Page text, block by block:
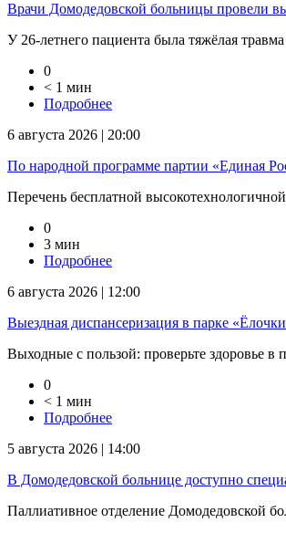
Врачи Домодедовской больницы провели
У 26-летнего пациента была тяжёлая
0
< 1 мин
Подробнее
6 августа 2026 | 20:00
По народной программе партии «Единая
Перечень бесплатной
0
3 мин
Подробнее
6 августа 2026 | 12:00
Выездная диспансеризация в парке
Выходные с пользой: проверьте здоровье
0
< 1 мин
Подробнее
5 августа 2026 | 14:00
В Домодедовской больнице доступно
Паллиативное отделение Домодедовской